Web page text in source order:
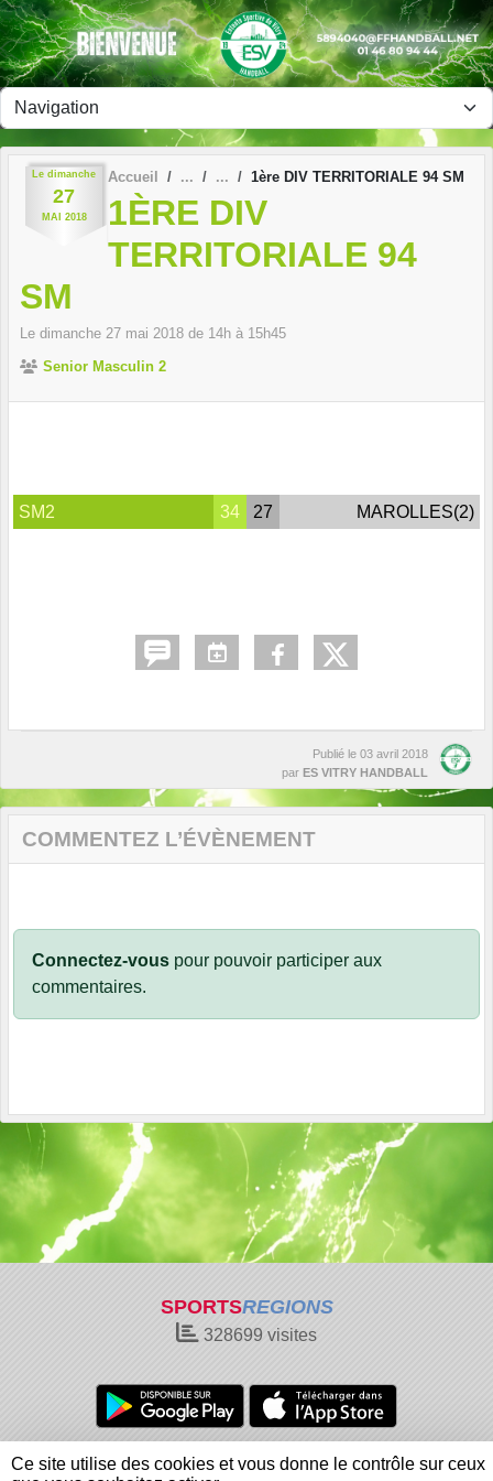
Le dimanche
27
MAI 2018
Accueil 1ère DIV TERRITORIALE 94 SM
1ÈRE DIV
TERRITORIALE 94
SM
Le dimanche 27 mai 2018 de 14h à 15h45
Senior Masculin 2
SM2 34 27 MAROLLES(2)
Publié le 03 avril 2018
par ES VITRY HANDBALL
COMMENTEZ L’ÉVÈNEMENT
Connectez-vous pour pouvoir participer aux
commentaires.
SPORTSREGIONS
328699 visites
Charte cookies
Gestion des cookies
Panneau de gestion des cookies
Ce site utilise des cookies et vous donne le contrôle sur ceux